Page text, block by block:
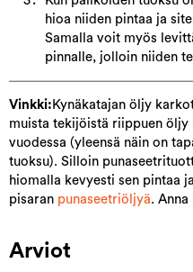
hioa niiden pintaa ja
Samalla voit myös
pinnalle, jolloin niiden
Vinkki: Kynäkatajan öljy
muista tekijöistä riippuen öljy
vuodessa (yleensä näin on
tuoksu). Silloin
hiomalla kevyesti sen pintaa
pisaran punaseetriöljyä. Anna
Arviot